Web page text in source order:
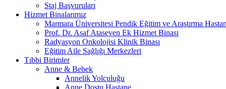
Staj Başvuruları
Hizmet Binalarımız
Marmara Üniversitesi Pendik Eğitim ve Araştırma
Prof. Dr. Asaf Ataseven Ek Hizmet Binası
Radyasyon Onkolojisi Klinik Binası
Eğitim Aile Sağlığı Merkezleri
Tıbbi Birimler
Anne & Bebek
Annelik Yolculuğu
Anne Dostu Hastane